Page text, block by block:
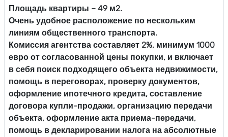
Площадь квартиры – 49 м2.
Очень удобное расположение по нескольким
линиям общественного транспорта.
Комиссия агентства составляет 2%, минимум 1000
евро от согласованной цены покупки, и включает
в себя поиск подходящего объекта недвижимости,
помощь в переговорах, проверку документов,
оформление ипотечного кредита, составление
договора купли-продажи, организацию передачи
объекта, оформление акта приема-передачи,
помощь в декларировании налога на абсолютные